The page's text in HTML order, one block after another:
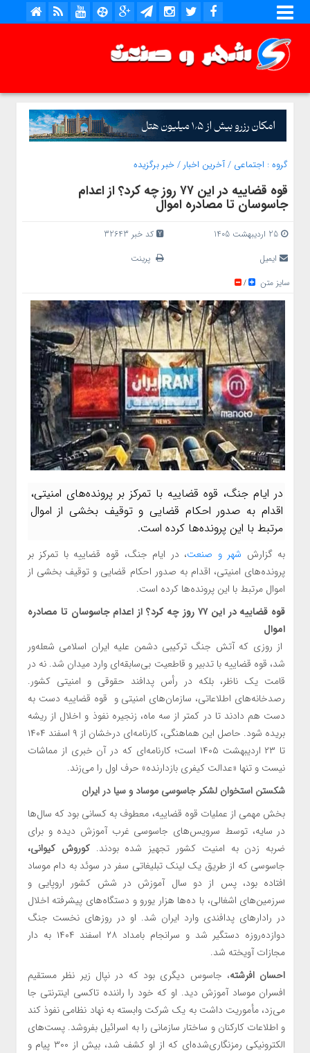
گروه : اجتماعی /آخرین اخبار /خبر برگزیده
قوه قضاییه در این ۷۷ روز چه کرد؟ از اعدام
جاسوسان تا مصادره اموال
25 اردیبهشت 1405
کد خبر 32643
ایمیل
پرینت
سایز متن
/
در ایام جنگ، قوه قضاییه با تمرکز بر پرونده‌های امنیتی،
اقدام به صدور احکام قضایی و توقیف بخشی از اموال
مرتبط با این پرونده‌ها کرده است.
به گزارش شهر و صنعت، در ایام جنگ، قوه قضاییه با تمرکز بر
پرونده‌های امنیتی، اقدام به صدور احکام قضایی و توقیف بخشی از
اموال مرتبط با این پرونده‌ها کرده است.
قوه قضاییه در این ۷۷ روز چه کرد؟ از اعدام جاسوسان تا مصادره
اموال
از روزی که آتش جنگ ترکیبی دشمن علیه ایران اسلامی شعله‌ور
شد، قوه قضاییه با تدبیر و قاطعیت بی‌سابقه‌ای وارد میدان شد. نه در
قامت یک ناظر، بلکه در رأس پدافند حقوقی و امنیتی کشور.
رصدخانه‌های اطلاعاتی، سازمان‌های امنیتی و قوه قضاییه دست به
دست هم دادند تا در کمتر از سه ماه، زنجیره نفوذ و اخلال از ریشه
بریده شود. حاصل این هماهنگی، کارنامه‌ای درخشان از ۹ اسفند ۱۴۰۴
تا ۲۳ اردیبهشت ۱۴۰۵ است؛ کارنامه‌ای که در آن خبری از مماشات
نیست و تنها «عدالت کیفری بازدارنده» حرف اول را می‌زند.
شکستن استخوان لشکر جاسوسی موساد و سیا در ایران
بخش مهمی از عملیات قوه قضاییه، معطوف به کسانی بود که سال‌ها
در سایه، توسط سرویس‌های جاسوسی غرب آموزش دیده و برای
ضربه زدن به امنیت کشور تجهیز شده بودند. کوروش کیوانی،
جاسوسی که از طریق یک لینک تبلیغاتی سفر در سوئد به دام موساد
افتاده بود، پس از دو سال آموزش در شش کشور اروپایی و
سرزمین‌های اشغالی، با ده‌ها هزار یورو و دستگاه‌های پیشرفته اخلال
در رادارهای پدافندی وارد ایران شد. او در روزهای نخست جنگ
دوازده‌روزه دستگیر شد و سرانجام بامداد ۲۸ اسفند ۱۴۰۴ به دار
مجازات آویخته شد.
احسان افرشته، جاسوس دیگری بود که در نپال زیر نظر مستقیم
افسران موساد آموزش دید. او که خود را راننده تاکسی اینترنتی جا
می‌زد، مأموریت داشت به یک شرکت وابسته به نهاد نظامی نفوذ کند
و اطلاعات کارکنان و ساختار سازمانی را به اسرائیل بفروشد. پست‌های
الکترونیکی رمزنگاری‌شده‌ای که از او کشف شد، بیش از ۳۰۰ پیام و